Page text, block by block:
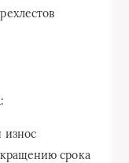
износ
срока